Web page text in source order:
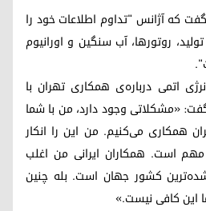
که آژانس "تداوم اطلاعات خود را
روتورها، آب سنگین و اورانیوم
اتمی درباره‌ی همکاری تهران با
«مشکلاتی وجود دارد، من با شما
همکاری می‌کنیم. من این را انکار
است. همکاران ایرانی من اغلب
کشور جهان است. بله چنین
این کافی نیست.»